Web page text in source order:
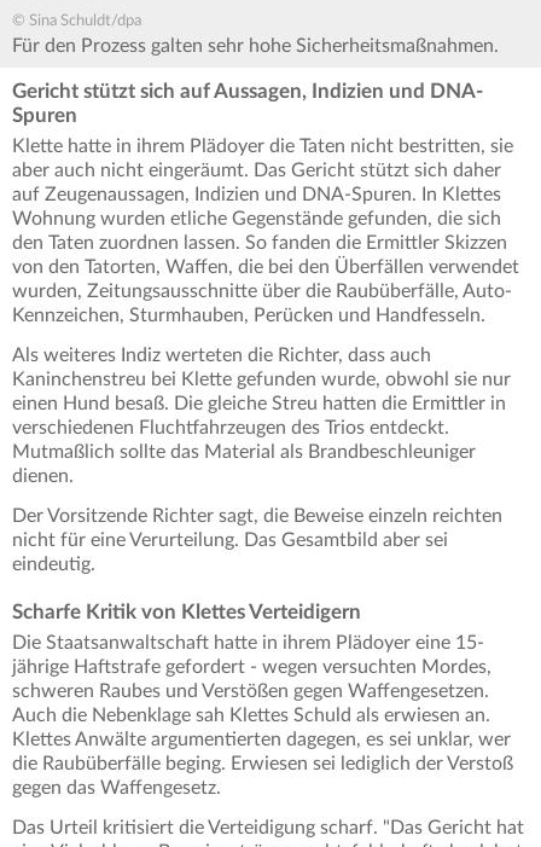
© Sina Schuldt/dpa
Für den Prozess galten sehr hohe Sicherheitsmaßnahmen.
Gericht stützt sich auf Aussagen, Indizien und DNA-
Spuren
Klette hatte in ihrem Plädoyer die Taten nicht bestritten, sie
aber auch nicht eingeräumt. Das Gericht stützt sich daher
auf Zeugenaussagen, Indizien und DNA-Spuren. In Klettes
Wohnung wurden etliche Gegenstände gefunden, die sich
den Taten zuordnen lassen. So fanden die Ermittler Skizzen
von den Tatorten, Waffen, die bei den Überfällen verwendet
wurden, Zeitungsausschnitte über die Raubüberfälle, Auto-
Kennzeichen, Sturmhauben, Perücken und Handfesseln.
Als weiteres Indiz werteten die Richter, dass auch
Kaninchenstreu bei Klette gefunden wurde, obwohl sie nur
einen Hund besaß. Die gleiche Streu hatten die Ermittler in
verschiedenen Fluchtfahrzeugen des Trios entdeckt.
Mutmaßlich sollte das Material als Brandbeschleuniger
dienen.
Der Vorsitzende Richter sagt, die Beweise einzeln reichten
nicht für eine Verurteilung. Das Gesamtbild aber sei
eindeutig.
Scharfe Kritik von Klettes Verteidigern
Die Staatsanwaltschaft hatte in ihrem Plädoyer eine 15-
jährige Haftstrafe gefordert - wegen versuchten Mordes,
schweren Raubes und Verstößen gegen Waffengesetzen.
Auch die Nebenklage sah Klettes Schuld als erwiesen an.
Klettes Anwälte argumentierten dagegen, es sei unklar, wer
die Raubüberfälle beging. Erwiesen sei lediglich der Verstoß
gegen das Waffengesetz.
Das Urteil kritisiert die Verteidigung scharf. "Das Gericht hat